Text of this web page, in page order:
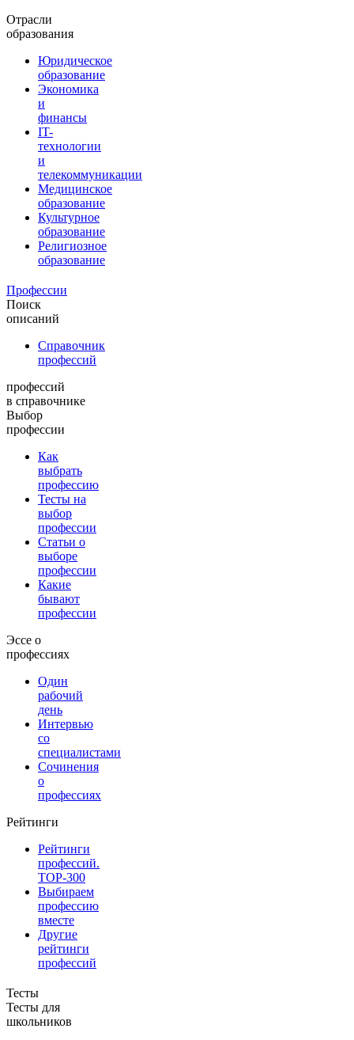
Отрасли
образования
Юридическое
образование
Экономика
и
финансы
IT-
технологии
и
телекоммуникации
Медицинское
образование
Культурное
образование
Религиозное
образование
Профессии
Поиск
описаний
Справочник
профессий
профессий
в справочнике
Выбор
профессии
Как
выбрать
профессию
Тесты на
выбор
профессии
Статьи о
выборе
профессии
Какие
бывают
профессии
Эссе о
профессиях
Один
рабочий
день
Интервью
со
специалистами
Сочинения
о
профессиях
Рейтинги
Рейтинги
профессий.
TOP-300
Выбираем
профессию
вместе
Другие
рейтинги
профессий
Тесты
Тесты для
школьников